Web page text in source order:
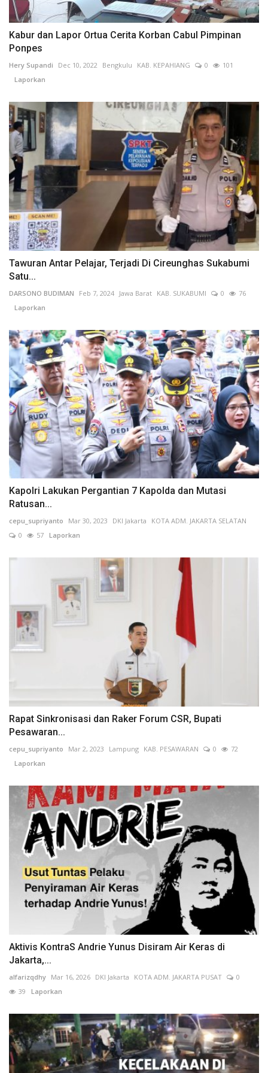
Kabur dan Lapor Ortua Cerita Korban Cabul Pimpinan
Ponpes
Hery Supandi Dec 10, 2022 Bengkulu KAB. KEPAHIANG 0
101
Laporkan
Tawuran Antar Pelajar, Terjadi Di Cireunghas Sukabumi
Satu...
DARSONO BUDIMAN Feb 7, 2024 Jawa Barat KAB. SUKABUMI 0
76
Laporkan
Kapolri Lakukan Pergantian 7 Kapolda dan Mutasi
Ratusan...
cepu_supriyanto Mar 30, 2023 DKI Jakarta
KOTA ADM. JAKARTA SELATAN
0
57 Laporkan
Rapat Sinkronisasi dan Raker Forum CSR, Bupati
Pesawaran...
cepu_supriyanto Mar 2, 2023 Lampung KAB. PESAWARAN 0
72
Laporkan
Aktivis KontraS Andrie Yunus Disiram Air Keras di
Jakarta,...
alfarizqdhy Mar 16, 2026 DKI Jakarta KOTA ADM. JAKARTA PUSAT
0
39 Laporkan